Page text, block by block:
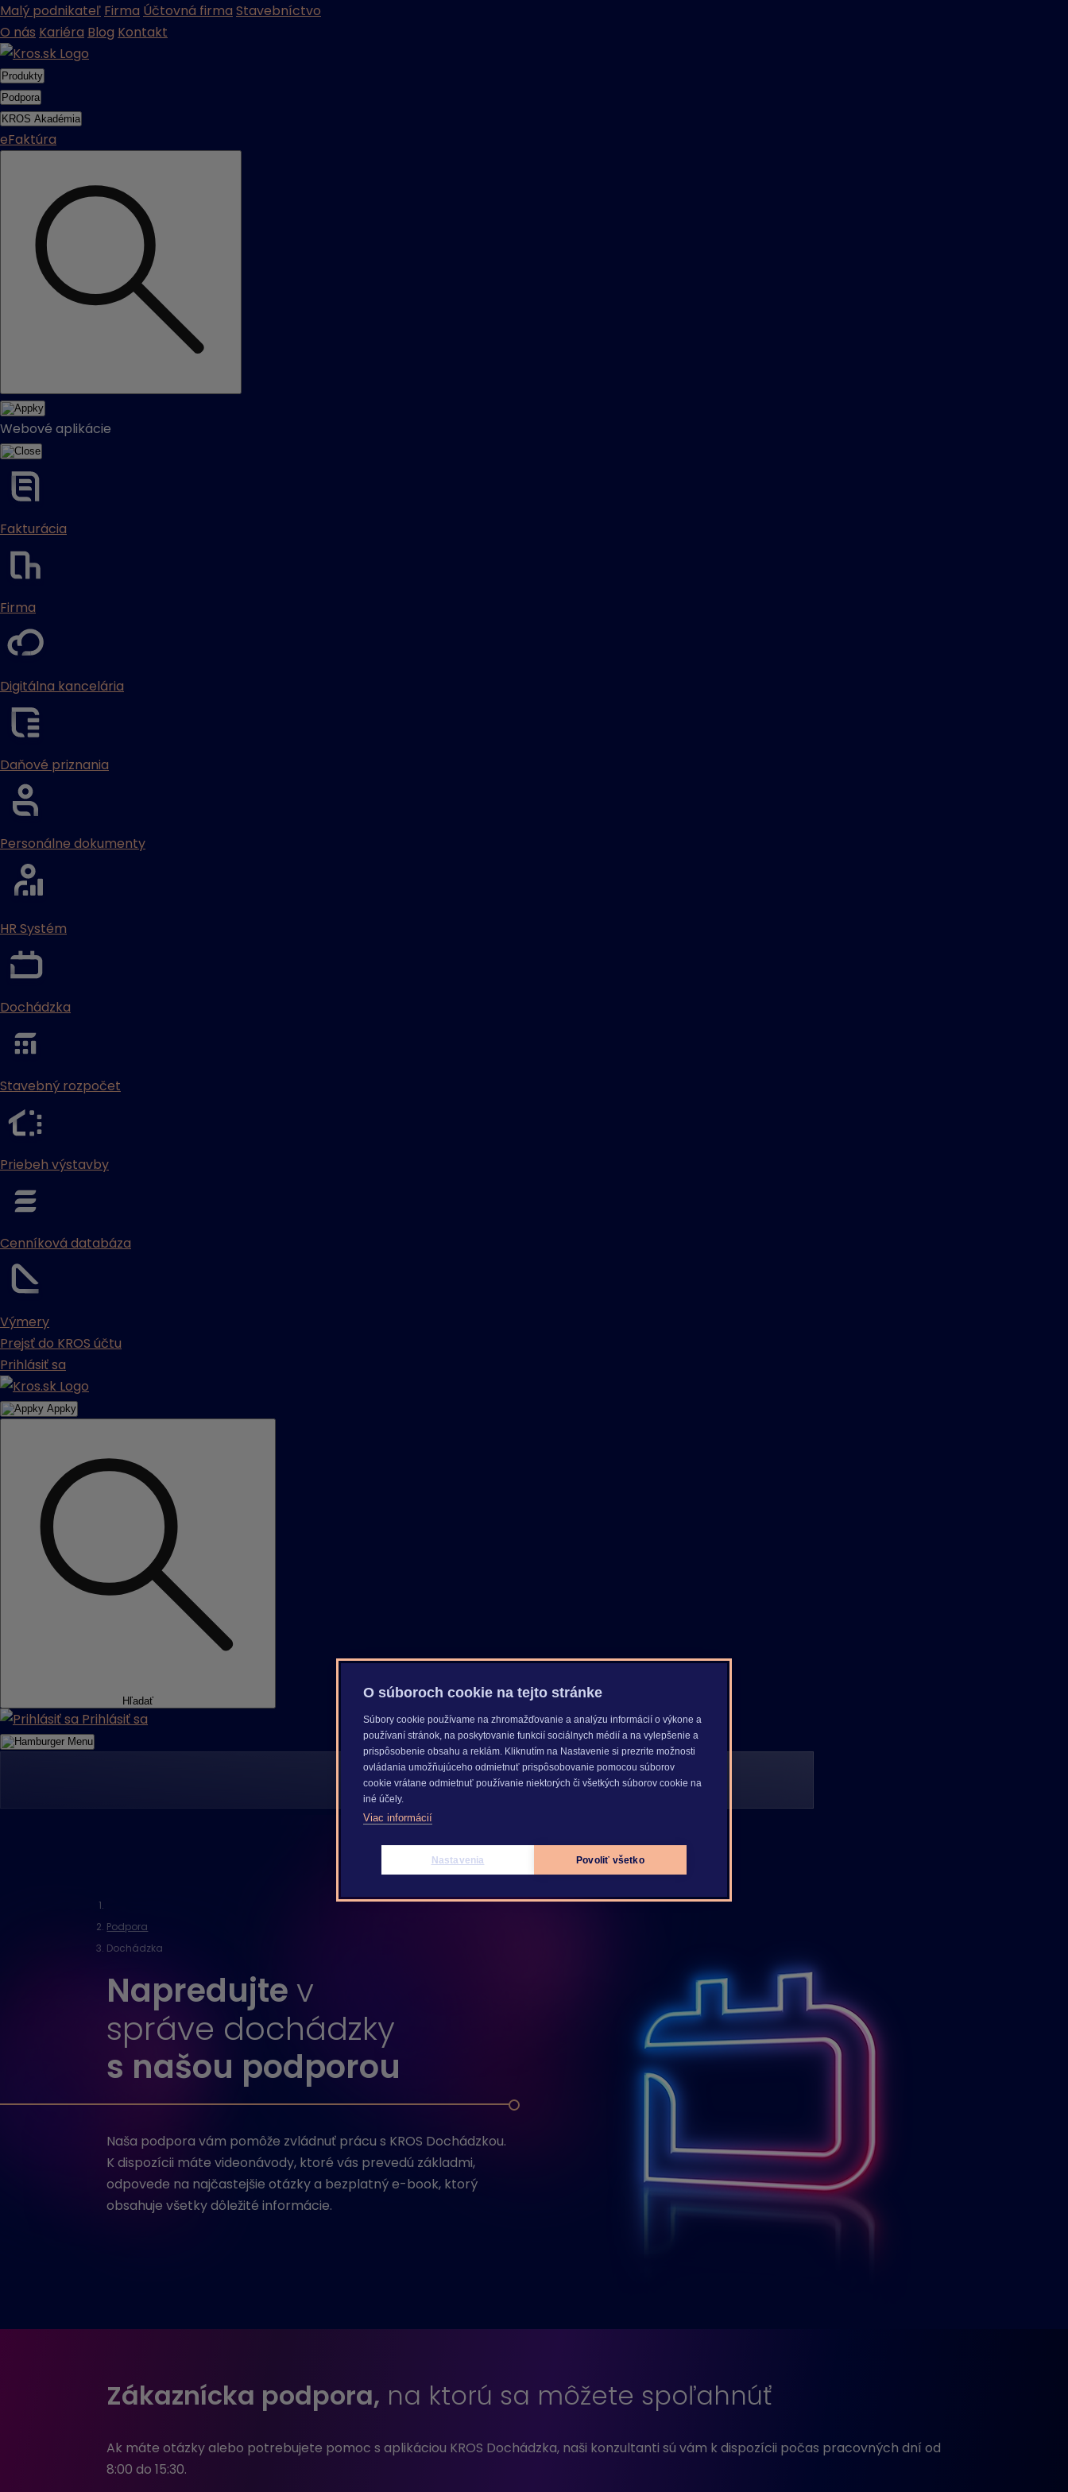
Malý podnikateľ Firma Účtovná firma Stavebníctvo
O nás Kariéra Blog Kontakt
Produkty
Podpora
KROS Akadémia
eFaktúra
Webové aplikácie
Fakturácia
Firma
Digitálna kancelária
Daňové priznania
Personálne dokumenty
HR Systém
Dochádzka
Stavebný rozpočet
Priebeh výstavby
Cenníková databáza
Výmery
Prejsť do KROS účtu
Prihlásiť sa
Appky
Hľadať
Prihlásiť sa
Menu
Podpora
Dochádzka
Napredujtev
správe dochádzky
s našou podporou
Naša podpora vám pomôže zvládnuť prácu s KROS Dochádzkou.
K dispozícii máte videonávody, ktoré vás prevedú základmi,
odpovede na najčastejšie otázky a bezplatný e-book, ktorý
obsahuje všetky dôležité informácie.
Zákaznícka podpora, na ktorú sa môžete spoľahnúť
Ak máte otázky alebo potrebujete pomoc s aplikáciou KROS Dochádzka, naši konzultanti sú vám k dispozícii počas pracovných dní od
8:00 do 15:30.​
O súboroch cookie na tejto stránke
Súbory cookie používame na zhromažďovanie a analýzu informácií o výkone a
používaní stránok, na poskytovanie funkcií sociálnych médií a na vylepšenie a
prispôsobenie obsahu a reklám. Kliknutím na Nastavenie si prezrite možnosti
ovládania umožňujúceho odmietnuť prispôsobovanie pomocou súborov
cookie vrátane odmietnuť používanie niektorých či všetkých súborov cookie na
iné účely.
Viac informácií
Nastavenia Povoliť všetko